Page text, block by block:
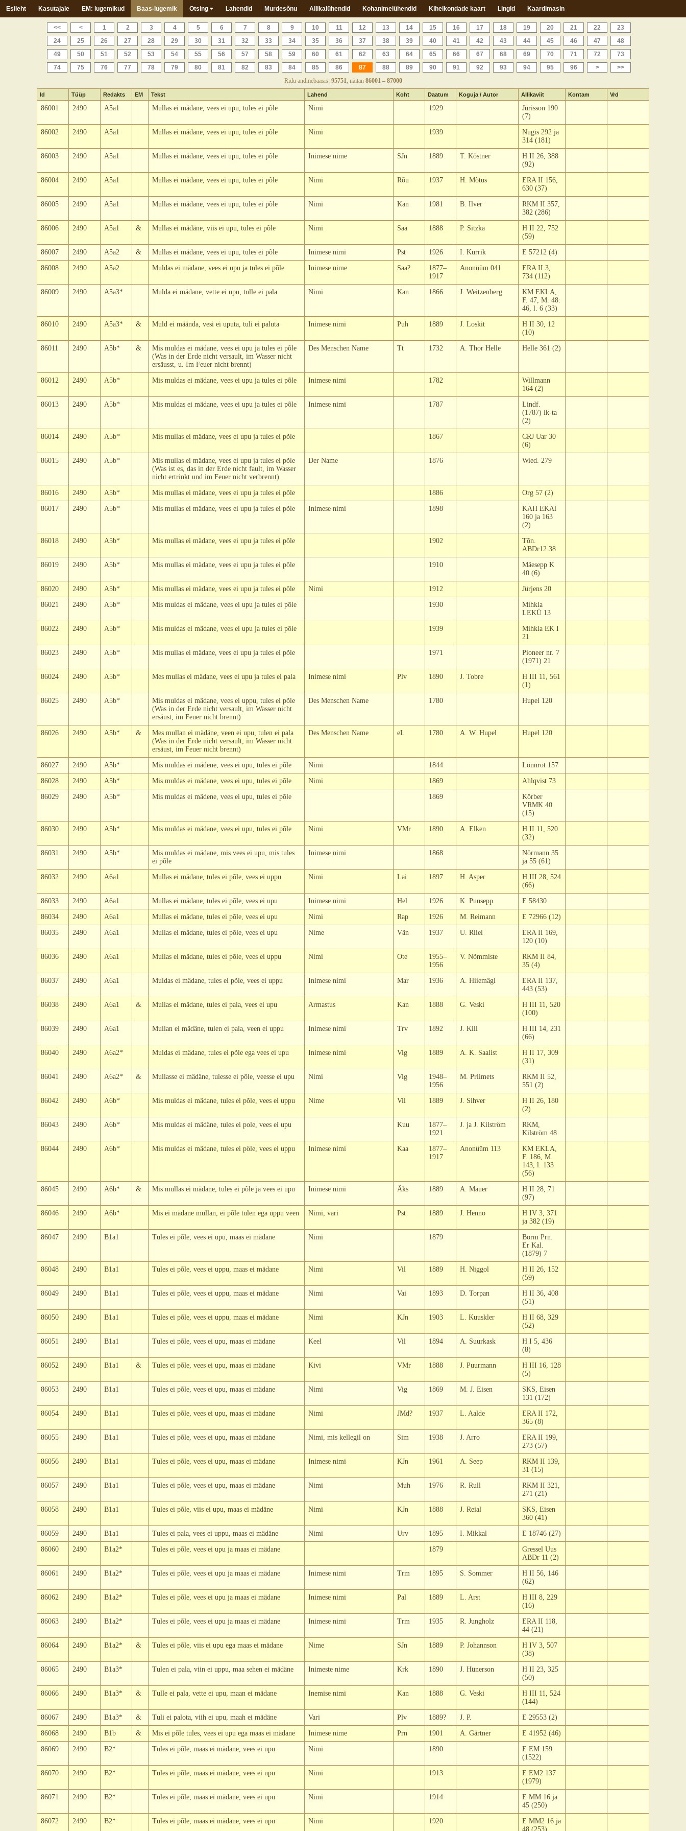
Esileht Kasutajale EM: lugemikud Baas-lugemik Otsing Lahendid Murdesõnu Allikalühendid Kohanimelühendid Kihelkondade kaart Lingid Kaardimasin
<< < 1 2 3 4 5 6 7 8 9 10 11 12 13 14 15 16 17 18 19 20 21 22
23
24
25 26 27 28 29 30 31 32 33 34 35 36 37 38 39 40 41 42 43 44 45 46 47
48
49
50 51 52 53 54 55 56 57 58 59 60 61 62 63 64 65 66 67 68 69 70 71 72
73
74
75 76 77 78 79 80 81 82 83 84 85 86 87 88 89 90 91 92 93 94 95 96 >
>>
Ridu andmebaasis: 95751, näitan 86001 – 87000
Id Tüüp Redakts EM Tekst Lahend Koht Daatum Koguja / Autor Allikaviit Kontam Vrd
86001 2490 A5a1 Mullas ei mädane, vees ei upu, tules ei põle Nimi 1929
Jürisson 190
(7)
86002 2490 A5a1 Mullas ei mädane, vees ei upu, tules ei põle Nimi 1939
Nugis 292 ja
314 (181)
86003 2490 A5a1 Mullas ei mädane, vees ei upu, tules ei põle Inimese nime SJn 1889 T. Köstner
H II 26, 388
(92)
86004 2490 A5a1 Mullas ei mädane, vees ei upu, tules ei põle Nimi Rõu 1937 H. Mõtus
ERA II 156,
630 (37)
86005 2490 A5a1 Mullas ei mädane, vees ei upu, tules ei põle Nimi Kan 1981 B. Ilver
RKM II 357,
382 (286)
86006 2490 A5a1 & Mullas ei mädäne, viis ei upu, tules ei põle Nimi Saa 1888 P. Sitzka
H II 22, 752
(59)
86007 2490 A5a2 & Mullas ei mädane, vees ei upu, tules ei põle Inimese nimi Pst 1926 I. Kurrik E 57212 (4)
86008 2490 A5a2 Muldas ei mädane, vees ei upu ja tules ei põle Inimese nime Saa?
1877–
1917
Anonüüm 041
ERA II 3,
734 (112)
86009 2490 A5a3* Mulda ei mädane, vette ei upu, tulle ei pala Nimi Kan 1866 J. Weitzenberg
KM EKLA,
F. 47, M. 48:
46, l. 6 (33)
86010 2490 A5a3* & Muld ei mäända, vesi ei uputa, tuli ei paluta Inimese nimi Puh 1889 J. Loskit
H II 30, 12
(10)
86011 2490 A5b* &
Mis muldas ei mädane, vees ei upu ja tules ei põle
(Was in der Erde nicht versault, im Wasser nicht
ersäusst, u. Im Feuer nicht brennt)
Des Menschen Name Tt 1732 A. Thor Helle Helle 361 (2)
86012 2490 A5b* Mis muldas ei mädane, vees ei upu ja tules ei põle Inimese nimi 1782
Willmann
164 (2)
86013 2490 A5b* Mis muldas ei mädane, vees ei upu ja tules ei põle Inimese nimi 1787
Lindf.
(1787) lk-ta
(2)
86014 2490 A5b* Mis mullas ei mädane, vees ei upu ja tules ei põle 1867
CRJ Uar 30
(6)
86015 2490 A5b*
Mis mullas ei mädane, vees ei upu ja tules ei põle
(Was ist es, das in der Erde nicht fault, im Wasser
nicht ertrinkt und im Feuer nicht verbrennt)
Der Name 1876 Wied. 279
86016 2490 A5b* Mis mullas ei mädane, vees ei upu ja tules ei põle 1886 Org 57 (2)
86017 2490 A5b* Mis mullas ei mädane, vees ei upu ja tules ei põle Inimese nimi 1898
KAH EKAl
160 ja 163
(2)
86018 2490 A5b* Mis mullas ei mädane, vees ei upu ja tules ei põle 1902
Tõn.
ABDr12 38
86019 2490 A5b* Mis mullas ei mädane, vees ei upu ja tules ei põle 1910
Mäesepp K
40 (6)
86020 2490 A5b* Mis mullas ei mädane, vees ei upu ja tules ei põle Nimi 1912 Jürjens 20
86021 2490 A5b* Mis muldas ei mädane, vees ei upu ja tules ei põle 1930
Mihkla
LEKÜ 13
86022 2490 A5b* Mis muldas ei mädane, vees ei upu ja tules ei põle 1939
Mihkla EK I
21
86023 2490 A5b* Mis mullas ei mädane, vees ei upu ja tules ei põle 1971
Pioneer nr. 7
(1971) 21
86024 2490 A5b* Mes mullas ei mädane, vees ei upu ja tules ei pala Inimese nimi Plv 1890 J. Tobre
H III 11, 561
(1)
86025 2490 A5b*
Mis muldas ei mädane, vees ei uppu, tules ei põle
(Was in der Erde nicht versault, im Wasser nicht
ersäust, im Feuer nicht brennt)
Des Menschen Name 1780 Hupel 120
86026 2490 A5b* &
Mes mullan ei mädäne, veen ei upu, tulen ei pala
(Was in der Erde nicht versault, im Wasser nicht
ersäust, im Feuer nicht brennt)
Des Menschen Name eL 1780 A. W. Hupel Hupel 120
86027 2490 A5b* Mis muldas ei mädene, vees ei upu, tules ei põle Nimi 1844 Lönnrot 157
86028 2490 A5b* Mis muldas ei mädane, vees ei upu, tules ei põle Nimi 1869 Ahlqvist 73
86029 2490 A5b* Mis muldas ei mädene, vees ei upu, tules ei põle 1869
Körber
VRMK 40
(15)
86030 2490 A5b* Mis muldas ei mädane, vees ei upu, tules ei põle Nimi VMr 1890 A. Elken
H II 11, 520
(32)
86031 2490 A5b*
Mis muldas ei mädane, mis vees ei upu, mis tules
ei põle
Inimese nimi 1868
Nörmann 35
ja 55 (61)
86032 2490 A6a1 Mullas ei mädane, tules ei põle, vees ei uppu Nimi Lai 1897 H. Asper
H III 28, 524
(66)
86033 2490 A6a1 Mullas ei mädane, tules ei põle, vees ei upu Inimese nimi Hel 1926 K. Puusepp E 58430
86034 2490 A6a1 Mullas ei mädane, tules ei põle, vees ei upu Nimi Rap 1926 M. Reimann E 72966 (12)
86035 2490 A6a1 Mullas ei mädane, tules ei põle, vees ei upu Nime Vän 1937 U. Riiel
ERA II 169,
120 (10)
86036 2490 A6a1 Mullas ei mädane, tules ei põle, vees ei uppu Nimi Ote
1955–
1956
V. Nõmmiste
RKM II 84,
35 (4)
86037 2490 A6a1 Muldas ei mädane, tules ei põle, vees ei uppu Inimese nimi Mar 1936 A. Hiiemägi
ERA II 137,
443 (53)
86038 2490 A6a1 & Mullas ei mädane, tules ei pala, vees ei upu Armastus Kan 1888 G. Veski
H III 11, 520
(100)
86039 2490 A6a1 Mullan ei mädäne, tulen ei pala, veen ei uppu Inimese nimi Trv 1892 J. Kill
H III 14, 231
(66)
86040 2490 A6a2* Muldas ei mädane, tules ei põle ega vees ei upu Inimese nimi Vig 1889 A. K. Saalist
H II 17, 309
(31)
86041 2490 A6a2* & Mullasse ei mädäne, tulesse ei põle, veesse ei upu Nimi Vig
1948–
1956
M. Priimets
RKM II 52,
551 (2)
86042 2490 A6b* Mis muldas ei mädane, tules ei põle, vees ei uppu Nime Vil 1889 J. Sihver
H II 26, 180
(2)
86043 2490 A6b* Mis muldas ei mädäne, tules ei pole, vees ei upu Kuu
1877–
1921
J. ja J. Kilström
RKM,
Kilström 48
86044 2490 A6b* Mis muldas ei mädane, tules ei pöle, vees ei uppu Inimese nimi Kaa
1877–
1917
Anonüüm 113
KM EKLA,
F. 186, M.
143, l. 133
(56)
86045 2490 A6b* & Mis mullas ei mädane, tules ei põle ja vees ei upu Inimese nimi Äks 1889 A. Mauer
H II 28, 71
(97)
86046 2490 A6b* Mis ei mädane mullan, ei põle tulen ega uppu veen Nimi, vari Pst 1889 J. Henno
H IV 3, 371
ja 382 (19)
86047 2490 B1a1 Tules ei põle, vees ei upu, maas ei mädane Nimi 1879
Borm Prn.
Er Kal.
(1879) 7
86048 2490 B1a1 Tules ei põle, vees ei uppu, maas ei mädane Nimi Vil 1889 H. Niggol
H II 26, 152
(59)
86049 2490 B1a1 Tules ei põle, vees ei uppu, maas ei mädane Nimi Vai 1893 D. Torpan
H II 36, 408
(51)
86050 2490 B1a1 Tules ei põle, vees ei uppu, maas ei mädane Nimi KJn 1903 L. Kuuskler
H II 68, 329
(52)
86051 2490 B1a1 Tules ei põle, vees ei upu, maas ei mädane Keel Vil 1894 A. Suurkask
H I 5, 436
(8)
86052 2490 B1a1 & Tules ei põle, vees ei upu, maas ei mädane Kivi VMr 1888 J. Puurmann
H III 16, 128
(5)
86053 2490 B1a1 Tules ei põle, vees ei upu, maas ei mädane Nimi Vig 1869 M. J. Eisen
SKS, Eisen
131 (172)
86054 2490 B1a1 Tules ei põle, vees ei upu, maas ei mädane Nimi JMd? 1937 L. Aalde
ERA II 172,
365 (8)
86055 2490 B1a1 Tules ei põle, vees ei upu, maas ei mädane Nimi, mis kellegil on Sim 1938 J. Arro
ERA II 199,
273 (57)
86056 2490 B1a1 Tules ei põle, vees ei upu, maas ei mädane Inimese nimi KJn 1961 A. Seep
RKM II 139,
31 (15)
86057 2490 B1a1 Tules ei põle, vees ei upu, maas ei mädane Nimi Muh 1976 R. Rull
RKM II 321,
271 (21)
86058 2490 B1a1 Tules ei põle, viis ei upu, maas ei mädäne Nimi KJn 1888 J. Reial
SKS, Eisen
360 (41)
86059 2490 B1a1 Tules ei pala, vees ei uppu, maas ei mädäne Nimi Urv 1895 I. Mikkal E 18746 (27)
86060 2490 B1a2* Tules ei põle, vees ei upu ja maas ei mädane 1879
Gressel Uus
ABDr 11 (2)
86061 2490 B1a2* Tules ei põle, vees ei upu ja maas ei mädane Inimese nimi Trm 1895 S. Sommer
H II 56, 146
(62)
86062 2490 B1a2* Tules ei põle, vees ei upu ja maas ei mädane Inimese nimi Pal 1889 L. Arst
H III 8, 229
(16)
86063 2490 B1a2* Tules ei põle, vees ei upu ja maas ei mädane Inimese nimi Trm 1935 R. Jungholz
ERA II 118,
44 (21)
86064 2490 B1a2* & Tules ei põle, viis ei upu ega maas ei mädane Nime SJn 1889 P. Johannson
H IV 3, 507
(38)
86065 2490 B1a3* Tulen ei pala, viin ei uppu, maa sehen ei mädäne Inimeste nime Krk 1890 J. Hünerson
H II 23, 325
(50)
86066 2490 B1a3* & Tulle ei pala, vette ei upu, maan ei mädane Inemise nimi Kan 1888 G. Veski
H III 11, 524
(144)
86067 2490 B1a3* & Tuli ei palota, viih ei upu, maah ei mädäne Vari Plv 1889? J. P. E 29553 (2)
86068 2490 B1b & Mis ei põle tules, vees ei upu ega maas ei mädane Inimese nime Prn 1901 A. Gärtner E 41952 (46)
86069 2490 B2* Tules ei põle, maas ei mädane, vees ei upu Nimi 1890
E EM 159
(1522)
86070 2490 B2* Tules ei põle, maas ei mädane, vees ei upu Nimi 1913
E EM2 137
(1979)
86071 2490 B2* Tules ei põle, maas ei mädane, vees ei upu Nimi 1914
E MM 16 ja
45 (250)
86072 2490 B2* Tules ei põle, maas ei mädane, vees ei upu Nimi 1920
E MM2 16 ja
48 (253)